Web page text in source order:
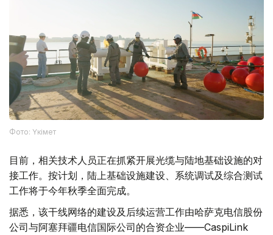
Фото: Үкімет
目前，相关技术人员正在抓紧开展光缆与陆地基础设施的对
接工作。按计划，陆上基础设施建设、系统调试及综合测试
工作将于今年秋季全面完成。
据悉，该干线网络的建设及后续运营工作由哈萨克电信股份
公司与阿塞拜疆电信国际公司的合资企业——CaspiLink